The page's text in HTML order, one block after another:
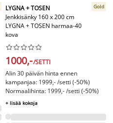
LYGNA + TOSEN
Jenkkisänky 160 x 200 cm
LYGNA + TOSEN harmaa-40
kova
Gold






1000,-/SETTI
Alin 30 päivän hinta ennen
kampanjaa: 1999,- /setti (-50%)
Normaalihinta: 1999,- /setti (-50%)
+ lisää kokoja